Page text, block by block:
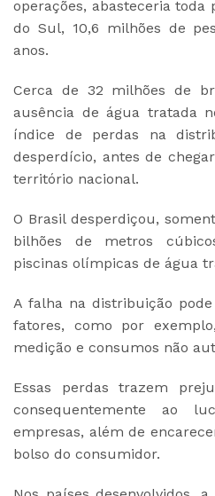
operações, abasteceria toda
do Sul, 10,6 milhões de
anos.
Cerca de 32 milhões de
ausência de água tratada
índice de perdas na
desperdício, antes de
território nacional.
O Brasil desperdiçou,
bilhões de metros
piscinas olímpicas de água
A falha na distribuição
fatores, como por
medição e consumos não
Essas perdas trazem
consequentemente ao
empresas, além de
bolso do consumidor.